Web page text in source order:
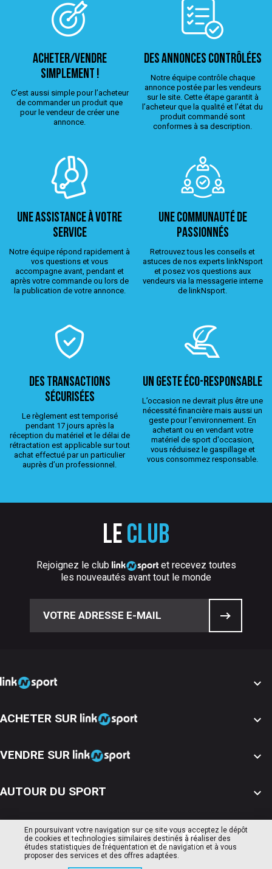
ACHETER/VENDRE
simplement !
C’est aussi simple pour l’acheteur
de commander un produit que
pour le vendeur de créer une
annonce.
Des annonces contrôlées
Notre équipe contrôle chaque
annonce postée par les vendeurs
sur le site. Cette étape garantit à
l’acheteur que la qualité et l’état du
produit commandé sont
conformes à sa description.
Une assistance à votre
service
Notre équipe répond rapidement à
vos questions et vous
accompagne avant, pendant et
après votre commande ou lors de
la publication de votre annonce.
Une Communauté de
passionnés
Retrouvez tous les conseils et
astuces de nos experts linkNsport
et posez vos questions aux
vendeurs via la messagerie interne
de linkNsport.
Des transactions
sécurisées
Le règlement est temporisé
pendant 17 jours après la
réception du matériel et le délai de
rétractation est applicable sur tout
achat effectué par un particulier
auprès d’un professionnel.
Un geste éco-responsable
L’occasion ne devrait plus être une
nécessité financière mais aussi un
geste pour l’environnement. En
achetant ou en vendant votre
matériel de sport d'occasion,
vous réduisez le gaspillage et
vous consommez responsable.
Le club
Rejoignez le club
et recevez toutes
les nouveautés avant tout le monde

ACHETER SUR 
VENDRE SUR 
AUTOUR DU SPORT 
En poursuivant votre navigation sur ce site vous acceptez le dépôt
de cookies et technologies similaires destinés à réaliser des
études statistiques de fréquentation et de navigation et à vous
proposer des services et des offres adaptées.